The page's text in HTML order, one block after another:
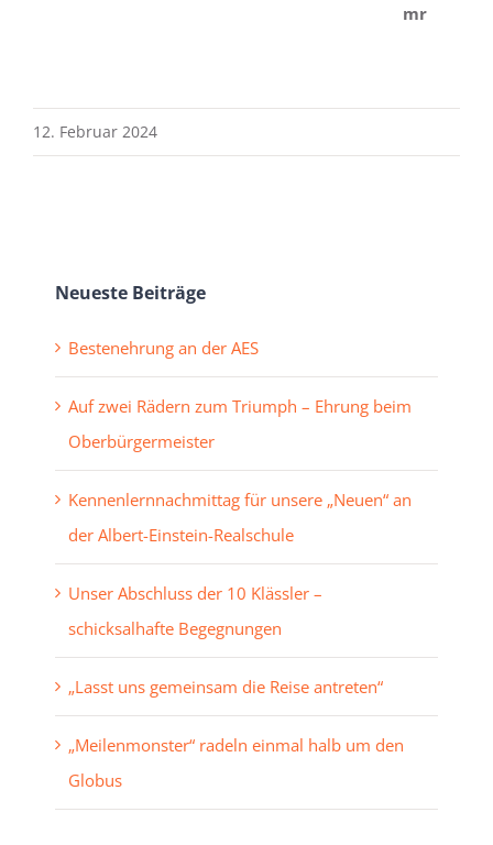
mr
12. Februar 2024
Neueste Beiträge
Bestenehrung an der AES
Auf zwei Rädern zum Triumph – Ehrung beim
Oberbürgermeister
Kennenlernnachmittag für unsere „Neuen“ an
der Albert-Einstein-Realschule
Unser Abschluss der 10 Klässler –
schicksalhafte Begegnungen
„Lasst uns gemeinsam die Reise antreten“
„Meilenmonster“ radeln einmal halb um den
Globus